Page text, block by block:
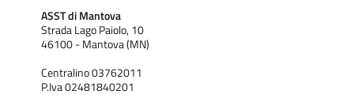
ASST di Mantova
Strada Lago Paiolo, 10
46100 - Mantova (MN)
Centralino 03762011
P.Iva 02481840201